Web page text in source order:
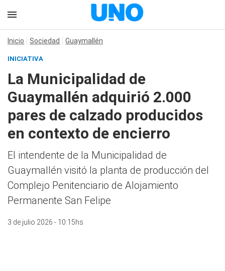
Inicio Sociedad Guaymallén
INICIATIVA
La Municipalidad de
Guaymallén adquirió 2.000
pares de calzado producidos
en contexto de encierro
El intendente de la Municipalidad de
Guaymallén visitó la planta de producción del
Complejo Penitenciario de Alojamiento
Permanente San Felipe
3 de julio 2026 - 10:15hs